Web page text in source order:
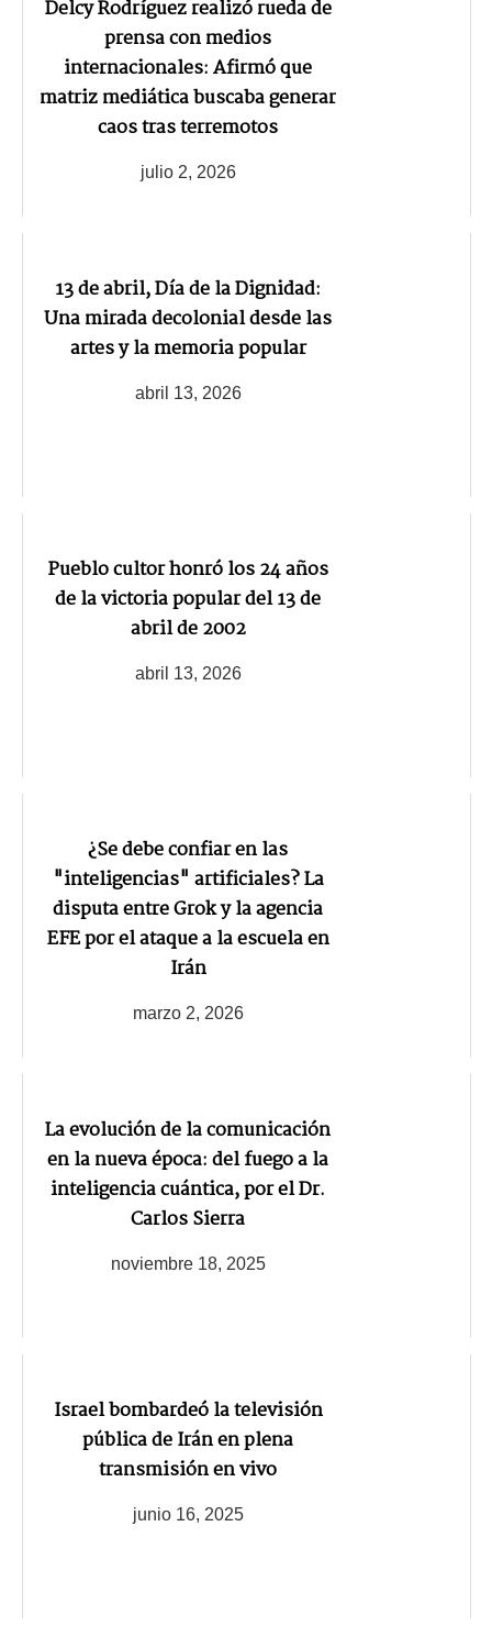
Delcy Rodríguez realizó rueda de
prensa con medios
internacionales: Afirmó que
matriz mediática buscaba generar
caos tras terremotos
julio 2, 2026
13 de abril, Día de la Dignidad:
Una mirada decolonial desde las
artes y la memoria popular
abril 13, 2026
Pueblo cultor honró los 24 años
de la victoria popular del 13 de
abril de 2002
abril 13, 2026
¿Se debe confiar en las
"inteligencias" artificiales? La
disputa entre Grok y la agencia
EFE por el ataque a la escuela en
Irán
marzo 2, 2026
La evolución de la comunicación
en la nueva época: del fuego a la
inteligencia cuántica, por el Dr.
Carlos Sierra
noviembre 18, 2025
Israel bombardeó la televisión
pública de Irán en plena
transmisión en vivo
junio 16, 2025